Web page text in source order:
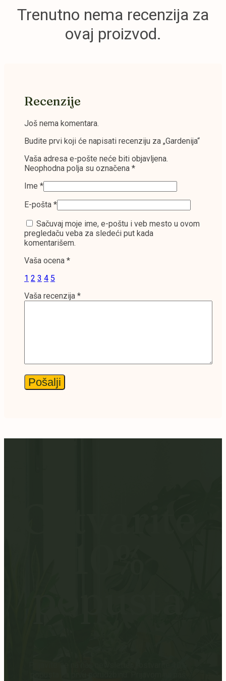
mogu
biti
Trenutno nema recenzija za
ovaj proizvod.
Recenzije
Još nema komentara.
Budite prvi koji će napisati recenziju za „Gardenija“
Vaša adresa e-pošte neće biti objavljena.
Neophodna polja su označena *
Ime *
E-pošta *
Sačuvaj moje ime, e-poštu i veb mesto u ovom
pregledaču veba za sledeći put kada
komentarišem.
Vaša ocena *
1 2 3 4 5
Vaša recenzija *